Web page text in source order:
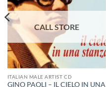
ITALIAN MALE ARTIST CD
GINO PAOLI – IL CIELO IN UNA